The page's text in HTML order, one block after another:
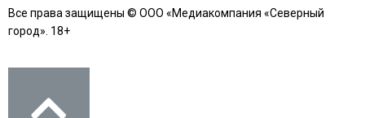
Все права защищены © ООО «Медиакомпания «Северный
город». 18+